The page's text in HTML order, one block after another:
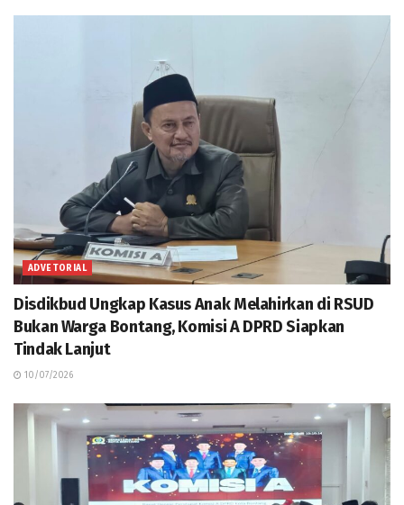
ADVETORIAL
Disdikbud Ungkap Kasus Anak Melahirkan di RSUD
Bukan Warga Bontang, Komisi A DPRD Siapkan
Tindak Lanjut
10/07/2026